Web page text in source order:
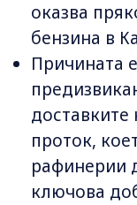
оказва
бензина в
Причината
доставките
проток,
рафинерии
ключова